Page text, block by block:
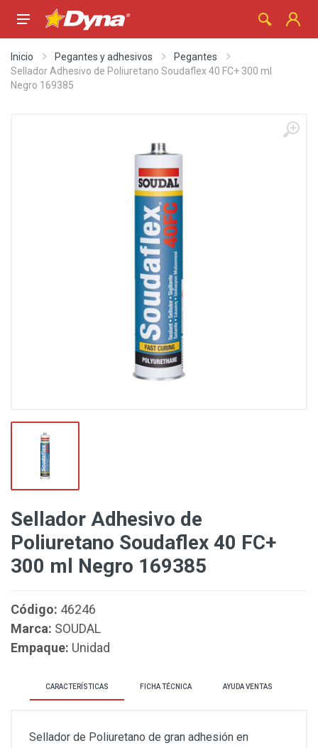
Inicio Pegantes y adhesivos
Pegantes
Sellador Adhesivo de Poliuretano Soudaflex 40 FC+ 300 ml
Negro 169385
Sellador Adhesivo de
Poliuretano Soudaflex 40 FC+
300 ml Negro 169385
Código: 46246
Marca: SOUDAL
Empaque: Unidad
CARACTERÍSTICAS FICHA TÉCNICA AYUDA VENTAS
Sellador de Poliuretano de gran adhesión en